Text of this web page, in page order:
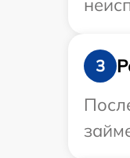
3